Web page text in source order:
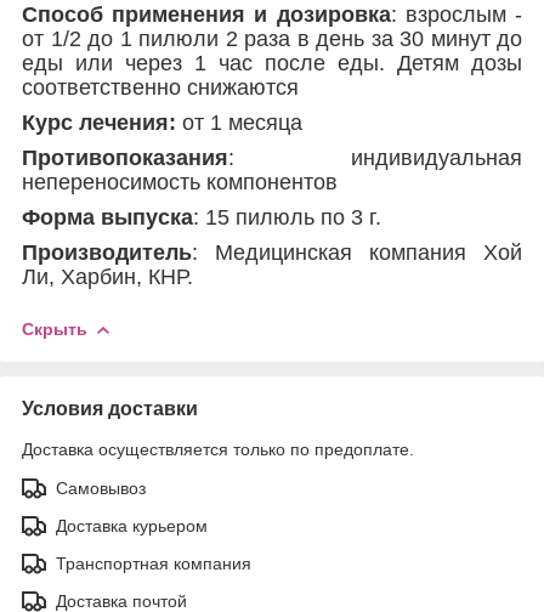
Способ применения и дозировка: взрослым -
от 1/2 до 1 пилюли 2 раза в день за 30 минут до
еды или через 1 час после еды. Детям дозы
соответственно снижаются
Курс лечения: от 1 месяца
Противопоказания: индивидуальная
непереносимость компонентов
Форма выпуска: 15 пилюль по 3 г.
Производитель: Медицинская компания Хой
Ли, Харбин, КНР.
Скрыть
Условия доставки
Доставка осуществляется только по предоплате.
Самовывоз
Доставка курьером
Транспортная компания
Доставка почтой